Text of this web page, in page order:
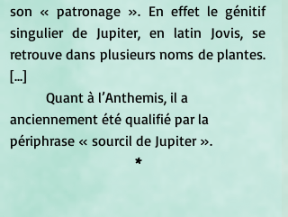
son « patronage ». En effet le génitif
singulier de Jupiter, en latin Jovis, se
retrouve dans plusieurs noms de plantes.
[...]
anciennement été qualifié par la
périphrase « sourcil de Jupiter ».
*